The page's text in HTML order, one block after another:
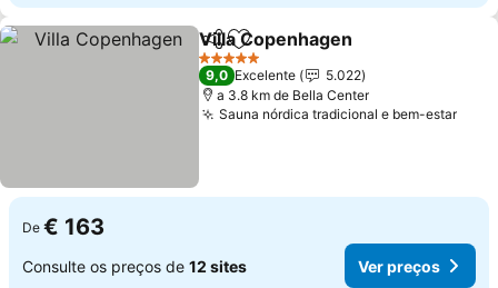
PartilharAdicionar aos favoritos
Villa Copenhagen
5 Estrelas
9,0 Excelente
5.022
a 3.8 km de Bella Center
Sauna nórdica tradicional e bem-estar
De € 163
Consulte os preços de 12 sites Ver preços